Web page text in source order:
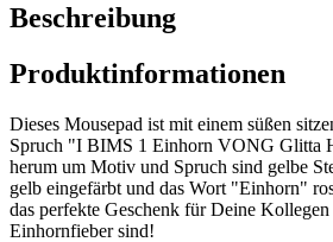
Beschreibung
Produktinformationen
Dieses Mousepad ist mit einem süßen
Spruch "I BIMS 1 Einhorn VONG Glitta
herum um Motiv und Spruch sind gelbe
gelb eingefärbt und das Wort "Einhorn"
das perfekte Geschenk für Deine
Einhornfieber sind!